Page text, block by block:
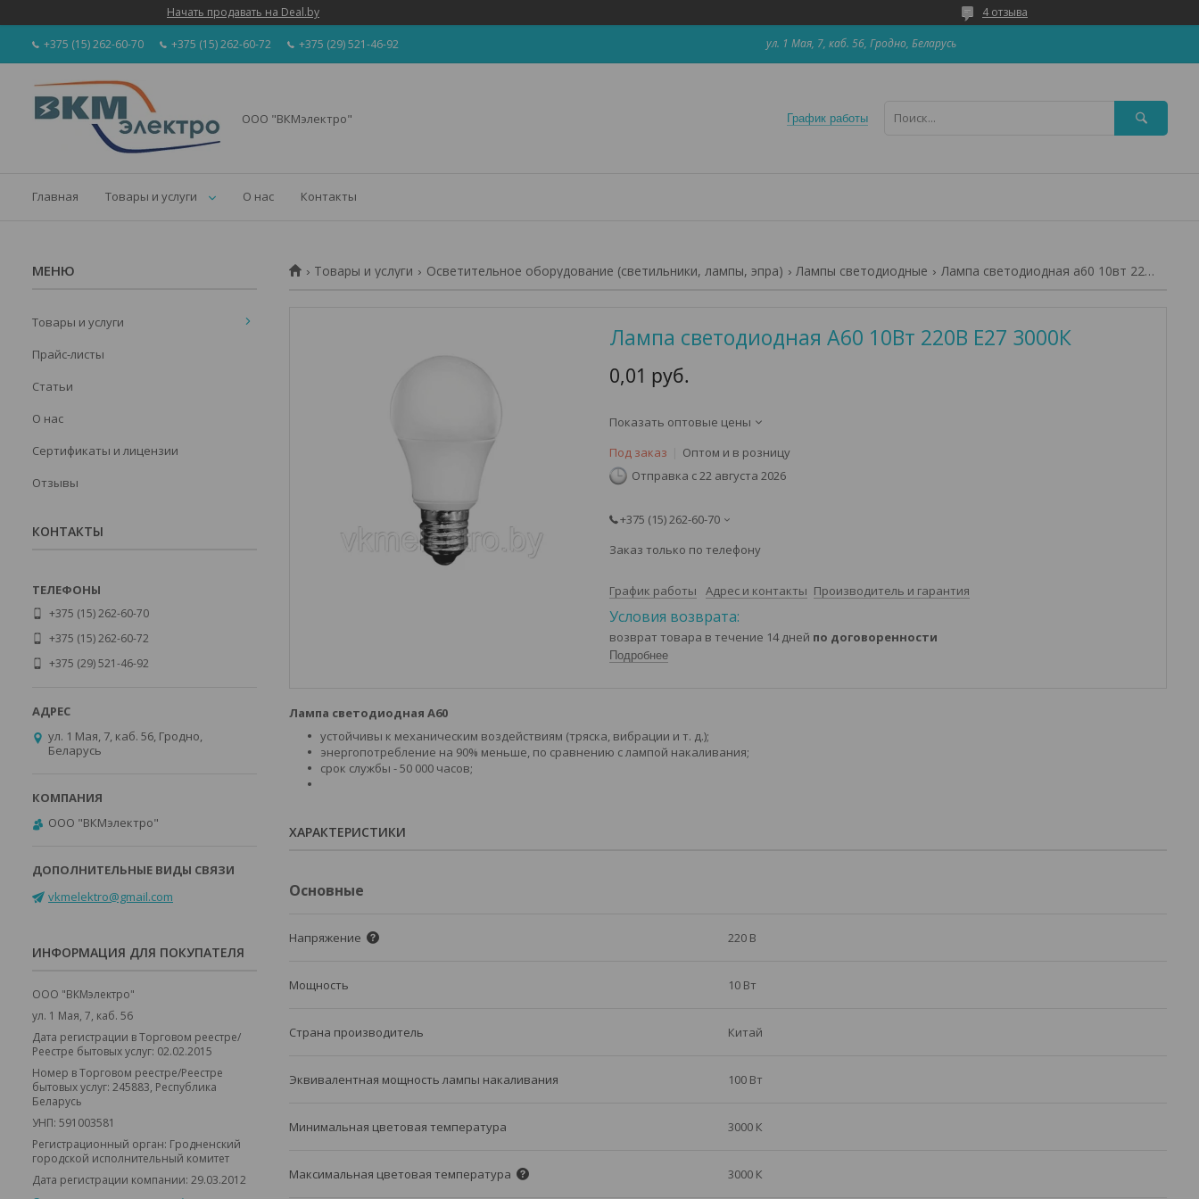
Начать продавать на Deal.by 4 отзыва
+375 (15) 262-60-70 +375 (15) 262-60-72 +375 (29) 521-46-92 ул. 1 Мая, 7, каб. 56, Гродно, Беларусь
ООО "ВКМэлектро" График работы
Главная Товары и услуги О нас Контакты
Товары и услуги Осветительное оборудование (светильники, лампы, эпра) Лампы светодиодные Лампа светодиодная а60 10вт 220в е27 3000к
Лампа светодиодная А60 10Вт 220В Е27 3000К
0,01 руб.
Показать оптовые цены
Под заказ
Оптом и в розницу
Отправка с 22 августа 2026
+375 (15) 262-60-70
Заказ только по телефону
График работы Адрес и контакты Производитель и гарантия
возврат товара в течение 14 дней по договоренности
Подробнее
Лампа светодиодная A60
устойчивы к механическим воздействиям (тряска, вибрации и т. д.);
энергопотребление на 90% меньше, по сравнению с лампой накаливания;
срок службы - 50 000 часов;
ХАРАКТЕРИСТИКИ
Основные
Напряжение 220 В
Мощность 10 Вт
Страна производитель Китай
Эквивалентная мощность лампы накаливания 100 Вт
Минимальная цветовая температура 3000 К
Максимальная цветовая температура 3000 К
Товары и услуги
Прайс-листы
Статьи
О нас
Сертификаты и лицензии
Отзывы
КОНТАКТЫ
+375 (15) 262-60-70
+375 (15) 262-60-72
+375 (29) 521-46-92
ул. 1 Мая, 7, каб. 56, Гродно,
Беларусь
ООО "ВКМэлектро"
vkmelektro@gmail.com
ИНФОРМАЦИЯ ДЛЯ ПОКУПАТЕЛЯ
ООО "ВКМэлектро"
ул. 1 Мая, 7, каб. 56
Дата регистрации в Торговом реестре/
Реестре бытовых услуг: 02.02.2015
Номер в Торговом реестре/Реестре
бытовых услуг: 245883, Республика
Беларусь
УНП: 591003581
Регистрационный орган: Гродненский
городской исполнительный комитет
Дата регистрации компании: 29.03.2012